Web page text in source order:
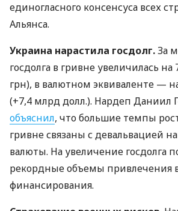
единогласного консенсуса всех
Альянса.
Украина нарастила госдолг.За
госдолга в гривне увеличилась
грн), в валютном эквиваленте —
(+7,4 млрд долл.). Нардеп Даниил
объяснил, что большие темпы
гривне связаны с девальвацией
валюты. На увеличение госдолга
рекордные объемы привлечения
финансирования.